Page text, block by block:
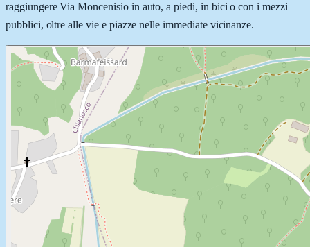
raggiungere Via Moncenisio in auto, a piedi, in bici o con i mezzi
pubblici, oltre alle vie e piazze nelle immediate vicinanze.